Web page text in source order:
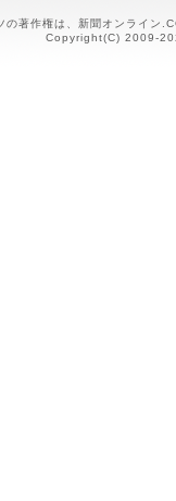
著作権は、新聞オンライン
Copyright(C) 2009-